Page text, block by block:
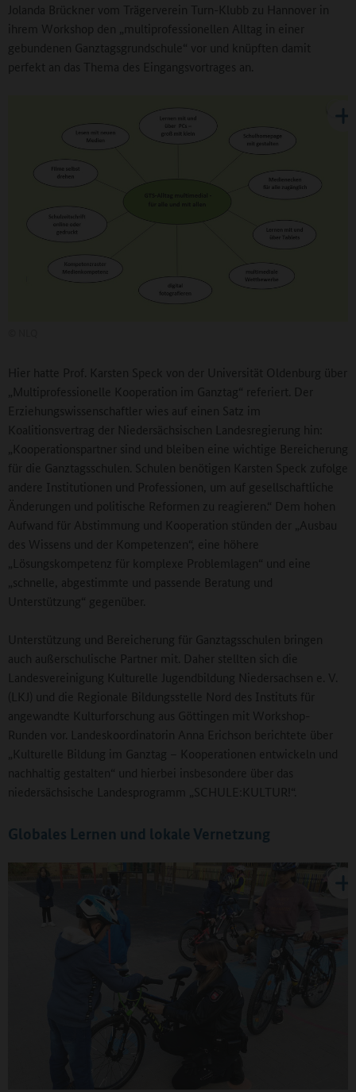
Jolanda Brückner vom Trägerverein Turn-Klubb zu Hannover in
ihrem Workshop den „multiprofessionellen Alltag in einer
gebundenen Ganztagsgrundschule“ vor und knüpften damit
perfekt an das Thema des Eingangsvortrages an.
Hier hatte Prof. Karsten Speck von der Universität Oldenburg über
„Multiprofessionelle Kooperation im Ganztag“ referiert. Der
Erziehungswissenschaftler wies auf einen Satz im
Koalitionsvertrag der Niedersächsischen Landesregierung hin:
„Kooperationspartner sind und bleiben eine wichtige Bereicherung
für die Ganztagsschulen. Schulen benötigen Karsten Speck zufolge
andere Institutionen und Professionen, um auf gesellschaftliche
Änderungen und politische Reformen zu reagieren.“ Dem hohen
Aufwand für Abstimmung und Kooperation stünden der „Ausbau
des Wissens und der Kompetenzen“, eine höhere
„Lösungskompetenz für komplexe Problemlagen“ und eine
„schnelle, abgestimmte und passende Beratung und
Unterstützung“ gegenüber.
Unterstützung und Bereicherung für Ganztagsschulen bringen
auch außerschulische Partner mit. Daher stellten sich die
Landesvereinigung Kulturelle Jugendbildung Niedersachsen e. V.
(LKJ) und die Regionale Bildungsstelle Nord des Instituts für
angewandte Kulturforschung aus Göttingen mit Workshop-
Runden vor. Landeskoordinatorin Anna Erichson berichtete über
„Kulturelle Bildung im Ganztag – Kooperationen entwickeln und
nachhaltig gestalten“ und hierbei insbesondere über das
niedersächsische Landesprogramm „SCHULE:KULTUR!“.
Globales Lernen und lokale Vernetzung